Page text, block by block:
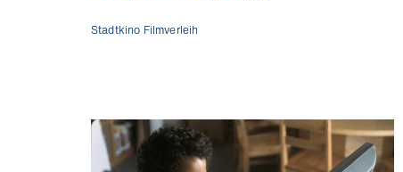
Stadtkino Filmverleih